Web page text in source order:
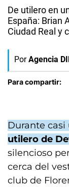
De utilero en
España: Brian
Ciudad Real y
Por Agencia
Para compartir:
Durante casi
utilero de
silencioso
cerca del
club de